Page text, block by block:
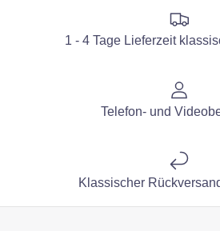
1 - 4 Tage Lieferzeit
Telefon- und
Klassischer